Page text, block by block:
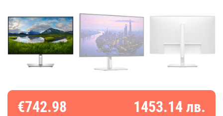
€742.98 1453.14 лв.